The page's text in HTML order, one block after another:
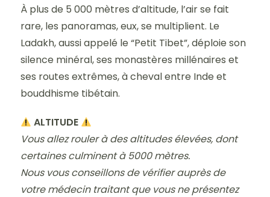
À plus de 5 000 mètres d’altitude, l’air se fait
rare, les panoramas, eux, se multiplient. Le
Ladakh, aussi appelé le “Petit Tibet”, déploie son
silence minéral, ses monastères millénaires et
ses routes extrêmes, à cheval entre Inde et
bouddhisme tibétain.
ALTITUDE
Vous allez rouler à des altitudes élevées, dont
certaines culminent à 5000 mètres.
Nous vous conseillons de vérifier auprès de
votre médecin traitant que vous ne présentez